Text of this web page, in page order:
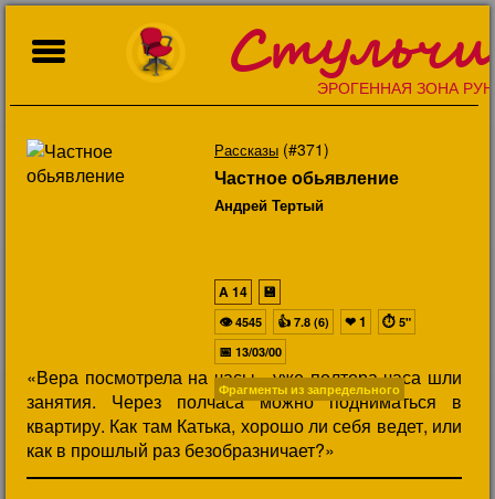
ЭРОГЕННАЯ ЗОНА
Рассказы (#371)
Частное обьявление
Андрей Тертый
«Вера посмотрела на часы - уже полтора часа шли
занятия. Через полчаса можно подниматься в
квартиру. Как там Катька, хорошо ли себя ведет, или
как в прошлый раз безобразничает?»
A14
💾
👁4545 👍 7.8 (6) ❤1 ⏱ 5"
📅 13/03/00
Фрагменты из запредельного